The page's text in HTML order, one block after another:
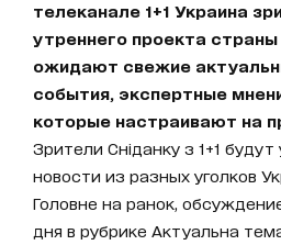
телеканале 1+1 Украина
утреннего проекта страны
ожидают свежие
события, экспертные
которые настраивают на
Зрители Сніданку з 1+1
новости из разных уголков
Головне на ранок,
дня в рубрике Актуальна